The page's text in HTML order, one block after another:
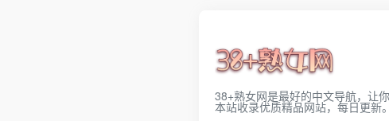
38+熟女网是最好的中文导航，让
本站收录优质精品网站，每日更新